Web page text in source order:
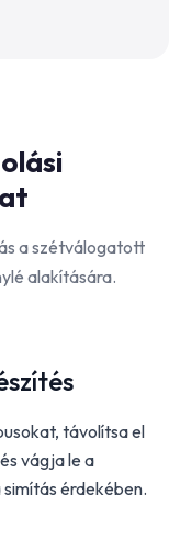
a szétválogatott
alakítására.
távolítsa el
vágja le a
érdekében.